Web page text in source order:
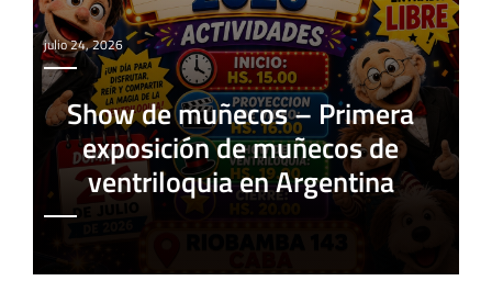
julio 24, 2026
Show de muñecos – Primera
exposición de muñecos de
ventriloquia en Argentina